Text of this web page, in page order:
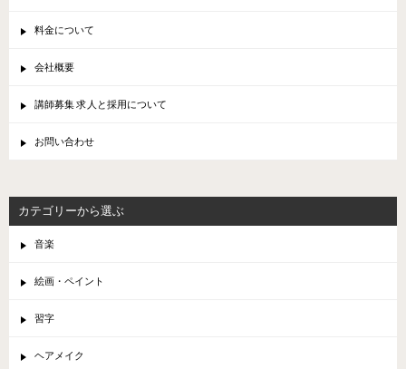
料金について
会社概要
講師募集 求人と採用について
お問い合わせ
カテゴリーから選ぶ
音楽
絵画・ペイント
習字
ヘアメイク